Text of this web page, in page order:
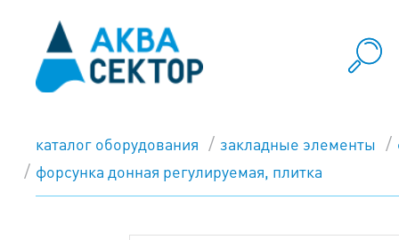
каталог оборудования закладные элементы
форсунка донная регулируемая, плитка